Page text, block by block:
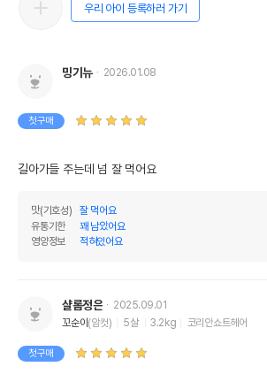
우리 아이 등록하러 가기
밍기뉴 2026.01.08
첫구매
길아가들 주는데 넘 잘 먹어요
맛(기호성)
잘 먹어요
유통기한
꽤 남았어요
영양정보
적혀있어요
샬롬정은
2025.09.01
꼬순이 (암컷) 5살 3.2kg 코리안쇼트헤어
첫구매